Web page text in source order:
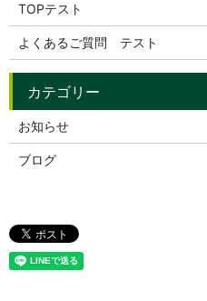
TOPテスト
よくあるご質問 テスト
お知らせ
ブログ